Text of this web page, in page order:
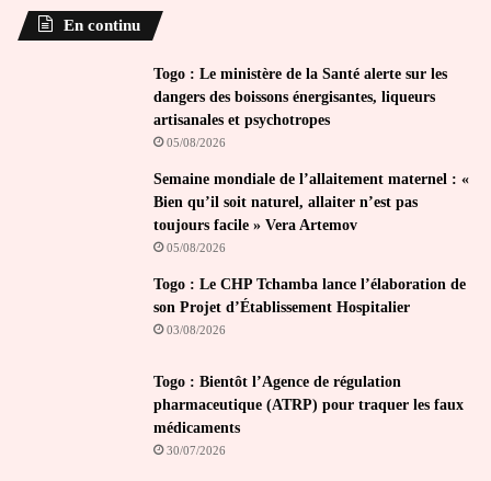
En continu
Togo : Le ministère de la Santé alerte sur les
dangers des boissons énergisantes, liqueurs
artisanales et psychotropes
05/08/2026
Semaine mondiale de l’allaitement maternel : «
Bien qu’il soit naturel, allaiter n’est pas
toujours facile » Vera Artemov
05/08/2026
Togo : Le CHP Tchamba lance l’élaboration de
son Projet d’Établissement Hospitalier
03/08/2026
Togo : Bientôt l’Agence de régulation
pharmaceutique (ATRP) pour traquer les faux
médicaments
30/07/2026